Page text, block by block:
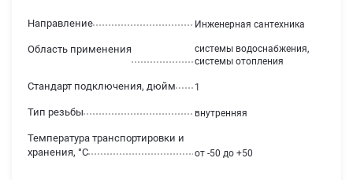
Температура транспортировки и
хранения, °С
от -50 до +50
Направление Инженерная сантехника
Область применения
системы водоснабжения,
системы отопления
Стандарт подключения, дюйм 1
Тип резьбы внутренняя